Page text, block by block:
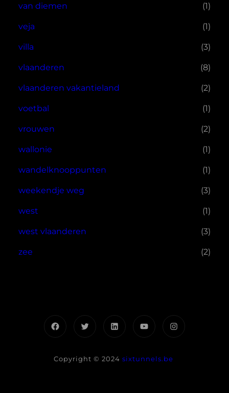
van diemen (1)
veja (1)
villa (3)
vlaanderen (8)
vlaanderen vakantieland (2)
voetbal (1)
vrouwen (2)
wallonie (1)
wandelknooppunten (1)
weekendje weg (3)
west (1)
west vlaanderen (3)
zee (2)
FacebookTwitterLinkedInYouTubeInstagram
Copyright © 2024 sixtunnels.be